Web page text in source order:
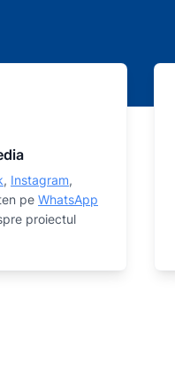
, Instagram,
pe WhatsApp
proiectul